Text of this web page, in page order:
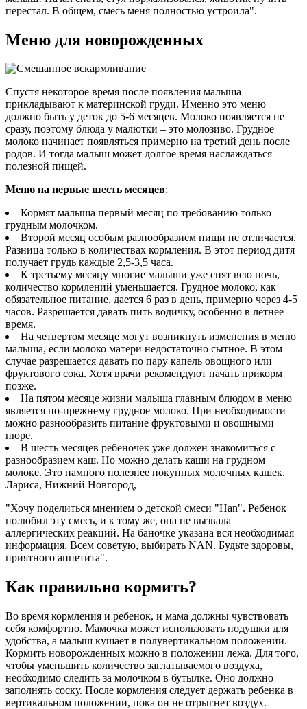
перестал. В общем, смесь меня полностью устроила".
Меню для новорожденных
Спустя некоторое время после появления малыша
прикладывают к материнской груди. Именно это меню
должно быть у деток до 5-6 месяцев. Молоко появляется не
сразу, поэтому блюда у малютки – это молозиво. Грудное
молоко начинает появляться примерно на третий день после
родов. И тогда малыш может долгое время наслаждаться
полезной пищей.
Меню на первые шесть месяцев:
Кормят малыша первый месяц по требованию только
грудным молочком.
Второй месяц особым разнообразием пищи не отличается.
Разница только в количествах кормления. В этот период дитя
получает грудь каждые 2,5-3,5 часа.
К третьему месяцу многие малыши уже спят всю ночь,
количество кормлений уменьшается. Грудное молоко, как
обязательное питание, дается 6 раз в день, примерно через 4-5
часов. Разрешается давать пить водичку, особенно в летнее
время.
На четвертом месяце могут возникнуть изменения в меню
малыша, если молоко матери недостаточно сытное. В этом
случае разрешается давать по пару капель овощного или
фруктового сока. Хотя врачи рекомендуют начать прикорм
позже.
На пятом месяце жизни малыша главным блюдом в меню
является по-прежнему грудное молоко. При необходимости
можно разнообразить питание фруктовыми и овощными
пюре.
В шесть месяцев ребеночек уже должен знакомиться с
разнообразием каш. Но можно делать каши на грудном
молоке. Это намного полезнее покупных молочных кашек.
Лариса, Нижний Новгород,
"Хочу поделиться мнением о детской смеси "Han". Ребенок
полюбил эту смесь, и к тому же, она не вызвала
аллергических реакций. На баночке указана вся необходимая
информация. Всем советую, выбирать NAN. Будьте здоровы,
приятного аппетита".
Как правильно кормить?
Во время кормления и ребенок, и мама должны чувствовать
себя комфортно. Мамочка может использовать подушки для
удобства, а малыш кушает в полувертикальном положении.
Кормить новорожденных можно в положении лежа. Для того,
чтобы уменьшить количество заглатываемого воздуха,
необходимо следить за молочком в бутылке. Оно должно
заполнять соску. После кормления следует держать ребенка в
вертикальном положении, пока он не отрыгнет воздух.